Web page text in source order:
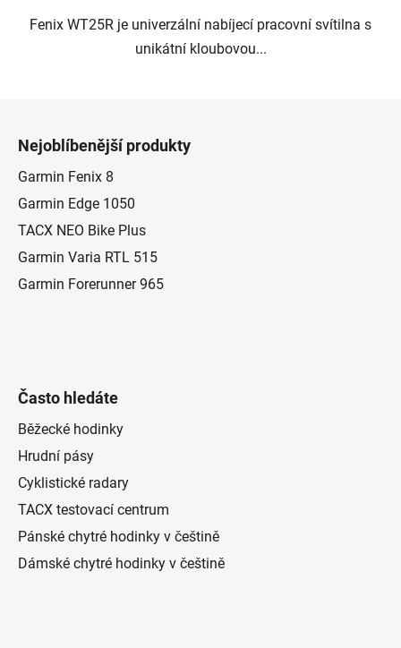
Fenix WT25R je univerzální nabíjecí pracovní svítilna s
unikátní kloubovou...
Nejoblíbenější produkty
Garmin Fenix 8
Garmin Edge 1050
TACX NEO Bike Plus
Garmin Varia RTL 515
Garmin Forerunner 965
Často hledáte
Běžecké hodinky
Hrudní pásy
Cyklistické radary
TACX testovací centrum
Pánské chytré hodinky v češtině
Dámské chytré hodinky v češtině